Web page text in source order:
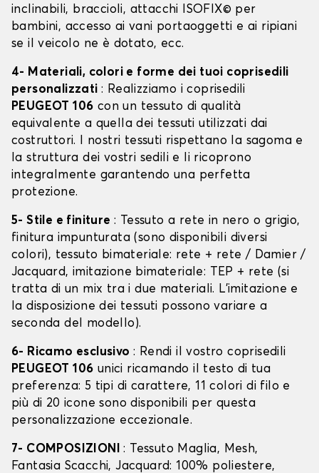
inclinabili, braccioli, attacchi ISOFIX© per
bambini, accesso ai vani portaoggetti e ai ripiani
se il veicolo ne è dotato, ecc.
4- Materiali, colori e forme dei tuoi coprisedili
personalizzati: Realizziamo i coprisedili
PEUGEOT 106 con un tessuto di qualità
equivalente a quella dei tessuti utilizzati dai
costruttori. I nostri tessuti rispettano la sagoma e
la struttura dei vostri sedili e li ricoprono
integralmente garantendo una perfetta
protezione.
5- Stile e finiture : Tessuto a rete in nero o grigio,
finitura impunturata (sono disponibili diversi
colori), tessuto bimateriale: rete + rete / Damier /
Jacquard, imitazione bimateriale: TEP + rete (si
tratta di un mix tra i due materiali. L'imitazione e
la disposizione dei tessuti possono variare a
seconda del modello).
6- Ricamo esclusivo : Rendi il vostro coprisedili
PEUGEOT 106 unici ricamando il testo di tua
preferenza: 5 tipi di carattere, 11 colori di filo e
più di 20 icone sono disponibili per questa
personalizzazione eccezionale.
7- COMPOSIZIONI: Tessuto Maglia, Mesh,
Fantasia Scacchi, Jacquard: 100% poliestere,